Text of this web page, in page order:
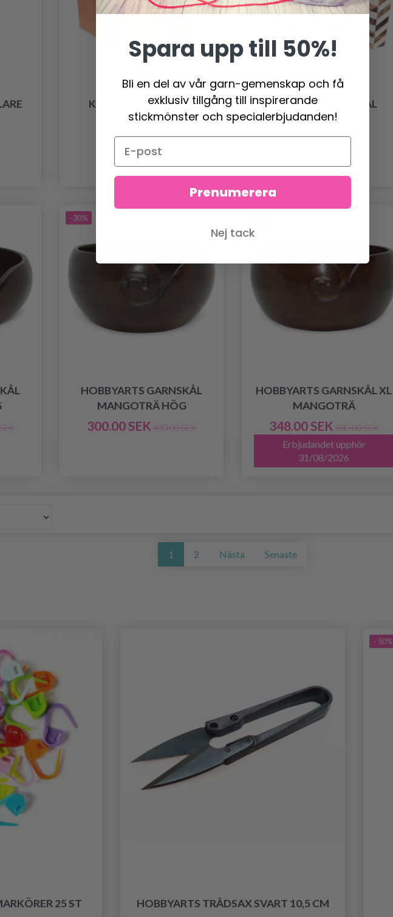
KNITPRO GARNSKÅL
SIGNATUR
550.00 SEK
KNITPRO GARNSKÅL
PEARLY
432.00 SEK
Antal
-30%
HOBBYARTS GARNSKÅL
MANGOTRÄ HÖG
300.00 SEK 430.00 SEK
HOBBYARTS GARNSKÅL XL
MANGOTRÄ
348.00 SEK 580.00 SEK
Erbjudandet upphör
31/08/2026
1 2 Nästa Senaste
25 ST HOBBYARTS TRÅDSAX SVART 10,5 CM
- 50%
Spara upp till 50%!
Bli en del av vår garn-gemenskap och få
exklusiv tillgång till inspirerande
stickmönster och specialerbjudanden!
Prenumerera
Nej tack